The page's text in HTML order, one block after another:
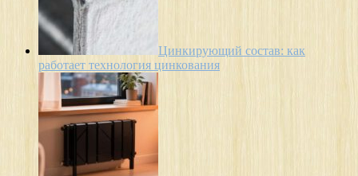
Цинкирующий состав: как
работает технология цинкования